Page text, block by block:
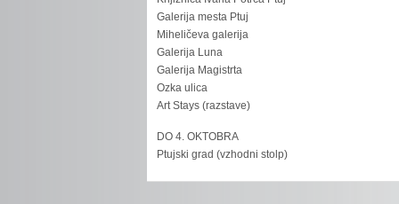
Galerija mesta Ptuj
Miheličeva galerija
Galerija Luna
Galerija Magistrta
Ozka ulica
Art Stays (razstave)
DO 4. OKTOBRA
Ptujski grad (vzhodni stolp)